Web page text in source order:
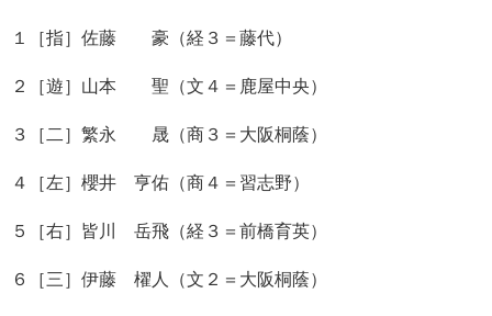
１［指］佐藤 豪（経３＝藤代）
２［遊］山本 聖（文４＝鹿屋中央）
３［二］繁永 晟（商３＝大阪桐蔭）
４［左］櫻井 亨佑（商４＝習志野）
５［右］皆川 岳飛（経３＝前橋育英）
６［三］伊藤 櫂人（文２＝大阪桐蔭）